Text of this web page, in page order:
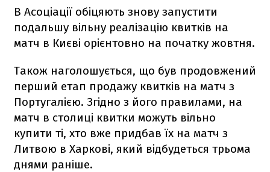
В Асоціації обіцяють знову запустити
подальшу вільну реалізацію квитків на
матч в Києві орієнтовно на початку жовтня.
Також наголошується, що був продовжений
перший етап продажу квитків на матч з
Португалією. Згідно з його правилами, на
матч в столиці квитки можуть вільно
купити ті, хто вже придбав їх на матч з
Литвою в Харкові, який відбудеться трьома
днями раніше.